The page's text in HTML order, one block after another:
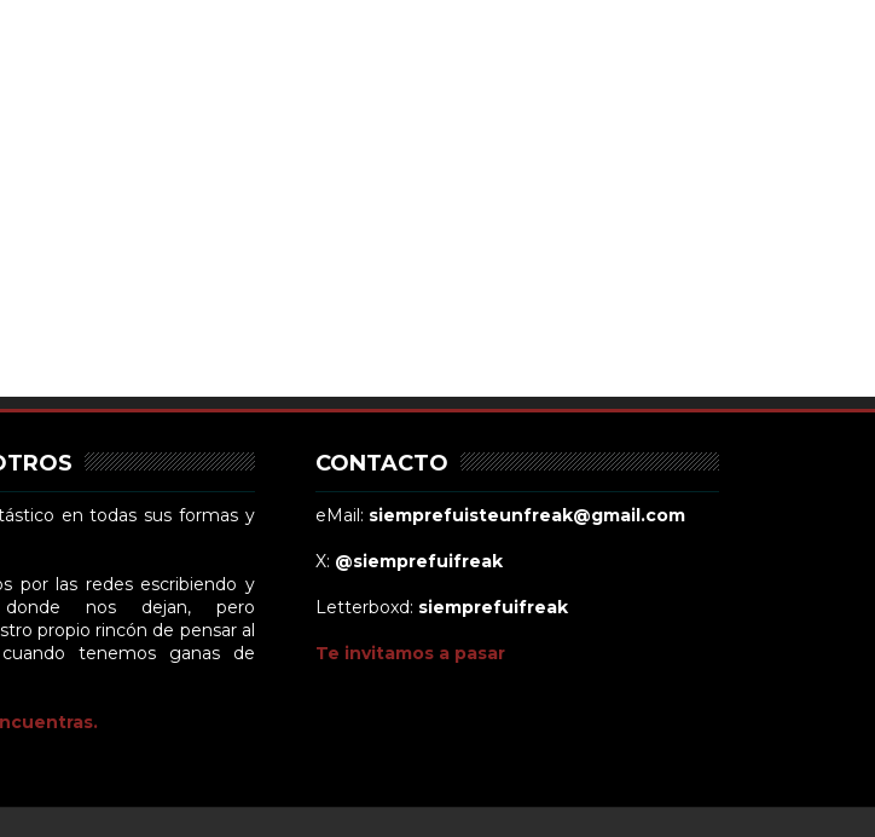
en todas sus formas y
por las redes escribiendo y
nos dejan, pero
propio rincón de pensar al
tenemos ganas de
CONTACTO
eMail: siemprefuisteunfreak@gmail.com
X: @siemprefuifreak
Letterboxd: siemprefuifreak
Te invitamos a pasar